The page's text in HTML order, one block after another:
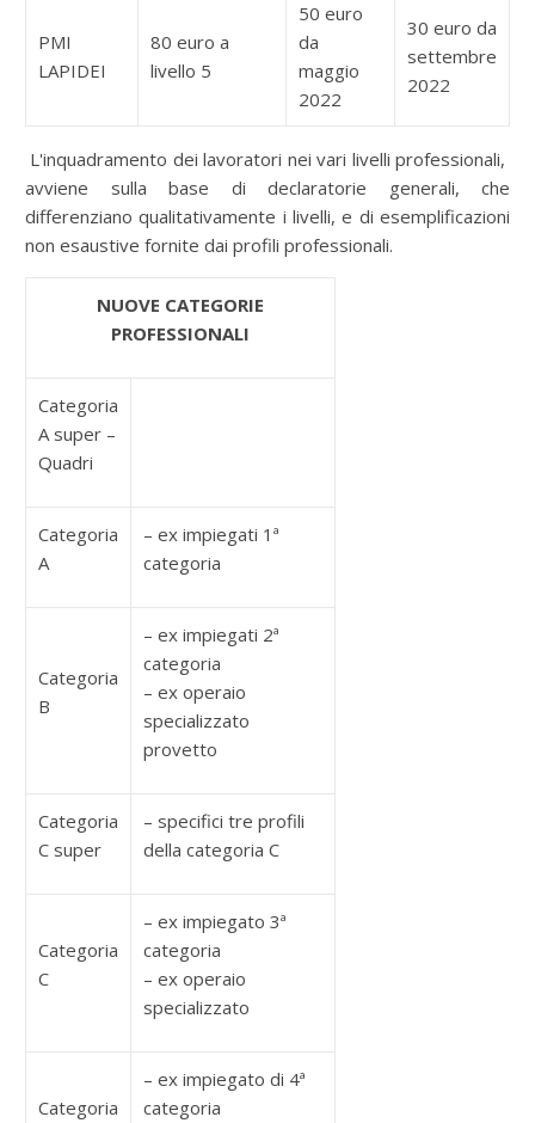
PMI
LAPIDEI
80 euro a
livello 5
50 euro
da
maggio
2022
30 euro da
settembre
2022
L'inquadramento dei lavoratori nei vari livelli professionali,
avviene sulla base di declaratorie generali, che
differenziano qualitativamente i livelli, e di esemplificazioni
non esaustive fornite dai profili professionali.
NUOVE CATEGORIE
PROFESSIONALI
Categoria
A super –
Quadri
Categoria
A
– ex impiegati 1ª
categoria
Categoria
B
– ex impiegati 2ª
categoria
– ex operaio
specializzato
provetto
Categoria
C super
– specifici tre profili
della categoria C
Categoria
C
– ex impiegato 3ª
categoria
– ex operaio
specializzato
Categoria
– ex impiegato di 4ª
categoria